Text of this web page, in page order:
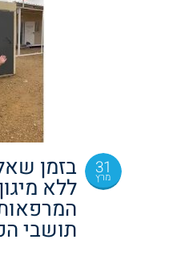
31
מרץ בזמן
ללא
תושבי